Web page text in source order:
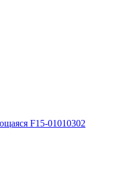
F15-01010302